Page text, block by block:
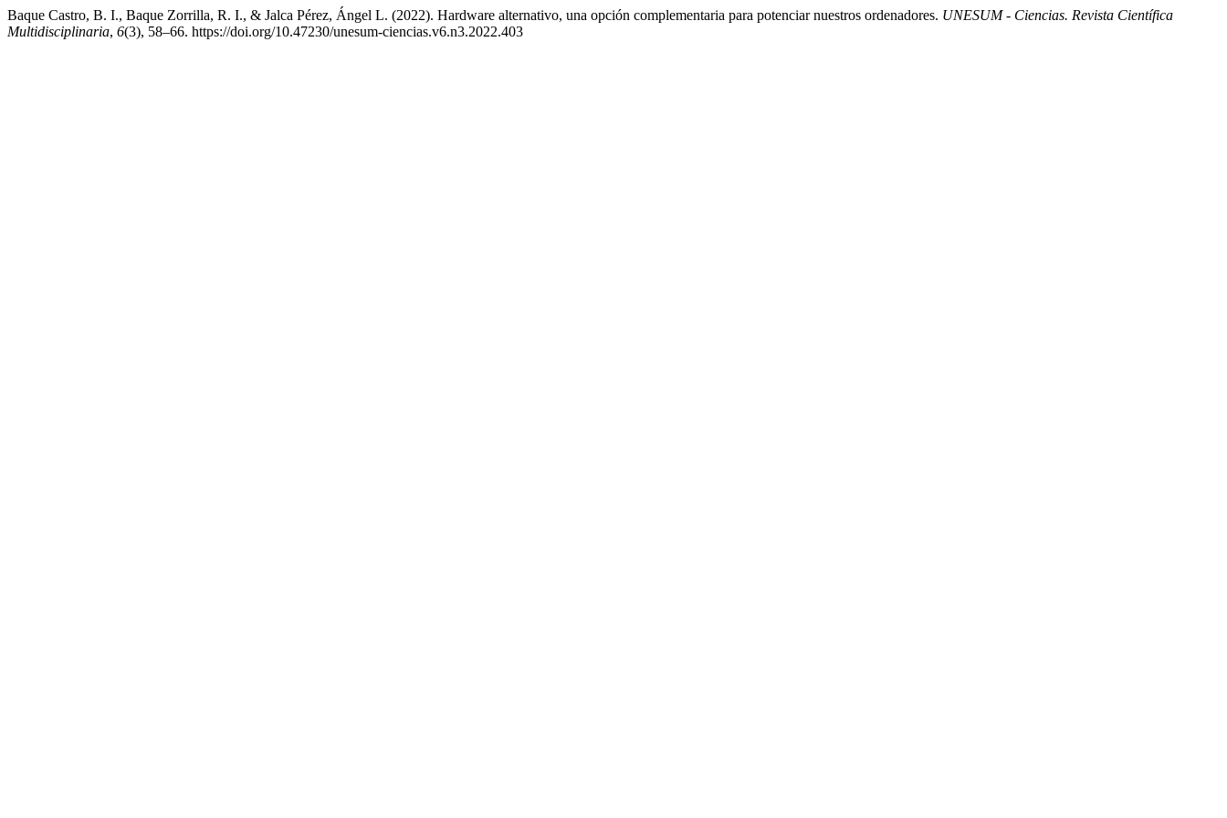
Baque Castro, B. I., Baque Zorrilla, R. I., & Jalca Pérez, Ángel L. (2022). Hardware alternativo, una opción complementaria para potenciar nuestros ordenadores. UNESUM - Ciencias. Revista Científica
Multidisciplinaria, 6(3), 58–66. https://doi.org/10.47230/unesum-ciencias.v6.n3.2022.403